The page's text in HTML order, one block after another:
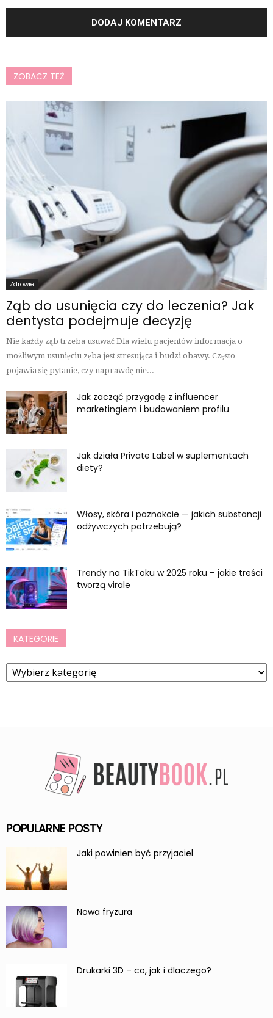
ZOBACZ TEŻ
Zdrowie
Ząb do usunięcia czy do leczenia? Jak
dentysta podejmuje decyzję
Nie każdy ząb trzeba usuwać Dla wielu pacjentów informacja o
możliwym usunięciu zęba jest stresująca i budzi obawy. Często
pojawia się pytanie, czy naprawdę nie...
Jak zacząć przygodę z influencer
marketingiem i budowaniem profilu
Jak działa Private Label w suplementach
diety?
Włosy, skóra i paznokcie — jakich substancji
odżywczych potrzebują?
Trendy na TikToku w 2025 roku – jakie treści
tworzą virale
KATEGORIE
Kategorie
POPULARNE POSTY
Jaki powinien być przyjaciel
Nowa fryzura
Drukarki 3D – co, jak i dlaczego?